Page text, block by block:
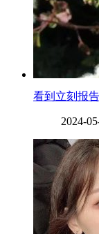
看到立刻报
2024-